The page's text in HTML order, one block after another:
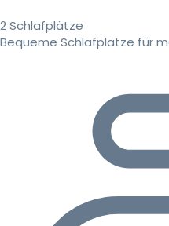
2 Schlafplätze
Bequeme Schlafplätze für